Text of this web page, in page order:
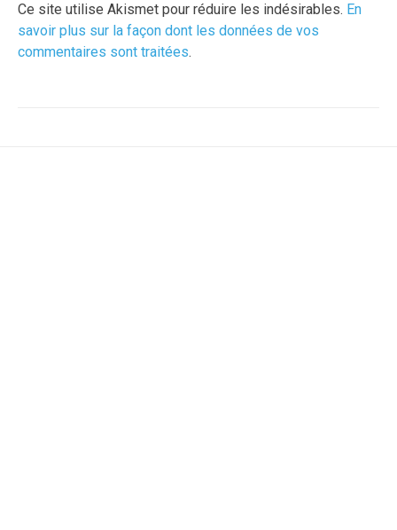
Ce site utilise Akismet pour réduire les indésirables. En
savoir plus sur la façon dont les données de vos
commentaires sont traitées.